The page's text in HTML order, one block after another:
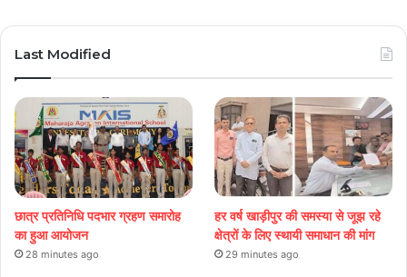
Last Modified
छात्र प्रतिनिधि पदभार ग्रहण समारोह
का हुआ आयोजन
28 minutes ago
हर वर्ष खाड़ीपुर की समस्या से जूझ रहे
क्षेत्रों के लिए स्थायी समाधान की मांग
29 minutes ago